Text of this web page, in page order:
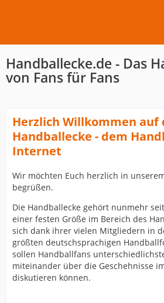
Handballecke.de - Das
von Fans für Fans
Herzlich Willkommen auf
Handballecke - dem
Internet
Wir möchten Euch herzlich in
begrüßen.
Die Handballecke gehört nunmehr
einer festen Größe im Bereich des
sich dank ihrer vielen Mitgliedern in
größten deutschsprachigen
sollen Handballfans
miteinander über die Geschehnisse
diskutieren können.